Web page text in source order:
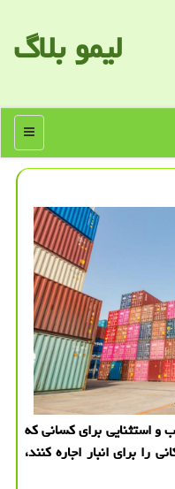
لیمو بلاگ
منو
و استثنایی برای كسانی كه
برای انبار اجاره كنند،